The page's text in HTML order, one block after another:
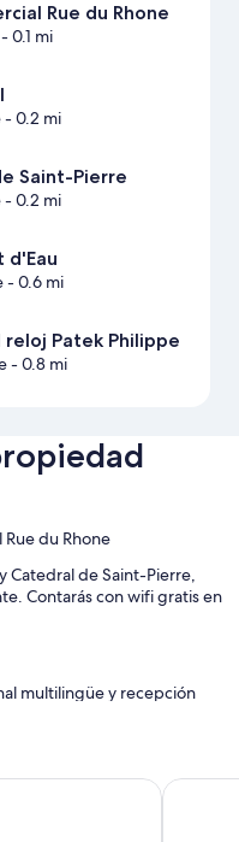
Rue du Rhone
0.1 mi
- 0.2 mi
Saint-Pierre
- 0.2 mi
d'Eau
- 0.6 mi
reloj Patek Philippe
- 0.8 mi
du Rhone
Catedral de Saint-Pierre,
Contarás con wifi gratis en
multilingüe y recepción
elevador y resguardo de
sobre aspectos como
Ruby